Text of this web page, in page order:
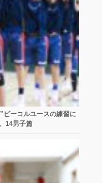
ビーコルユースの練習に
14男子篇